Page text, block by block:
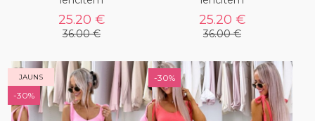
25.20 €
36.00 €
25.20 €
36.00 €
JAUNS
-30%
-30%